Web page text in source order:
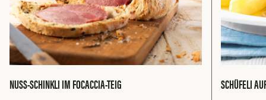
NUSS-SCHINKLI IM FOCACCIA-TEIG SCHÜFELI